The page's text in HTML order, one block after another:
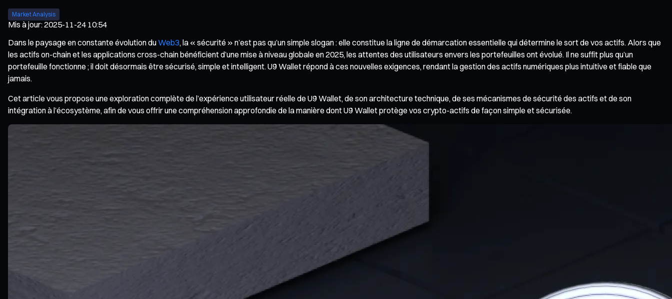
Market Analysis
Mis à jour:2025-11-24 10:54
Dans le paysage en constante évolution duWeb3, la « sécurité » n’est pas qu’un simple slogan : elle constitue la ligne de démarcation essentielle qui détermine le sort de vos actifs. Alors que
les actifs on-chain et les applications cross-chain bénéficient d’une mise à niveau globale en 2025, les attentes des utilisateurs envers les portefeuilles ont évolué. Il ne suffit plus qu’un
portefeuille fonctionne ; il doit désormais être sécurisé, simple et intelligent. U9 Wallet répond à ces nouvelles exigences, rendant la gestion des actifs numériques plus intuitive et fiable que
jamais.
Cet article vous propose une exploration complète de l’expérience utilisateur réelle de U9 Wallet, de son architecture technique, de ses mécanismes de sécurité des actifs et de son
intégration à l’écosystème, afin de vous offrir une compréhension approfondie de la manière dont U9 Wallet protège vos crypto-actifs de façon simple et sécurisée.